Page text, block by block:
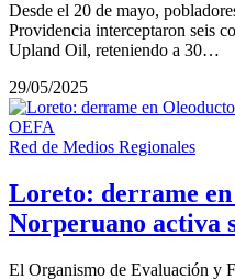
Desde el 20 de mayo,
Providencia interceptaron seis
Upland Oil, reteniendo a 30…
29/05/2025
Red de Medios Regionales
Loreto: derrame
Norperuano activa
El Organismo de Evaluación y